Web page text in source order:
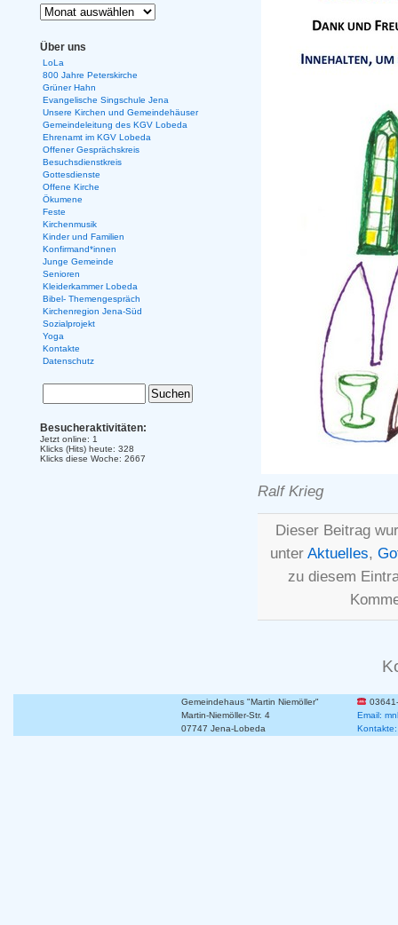
Ralf Krieg
Dieser Beitrag
unter Aktuelles,
zu diesem
Über uns
LoLa
800 Jahre Peterskirche
Grüner Hahn
Evangelische Singschule Jena
Unsere Kirchen und Gemeindehäuser
Gemeindeleitung des KGV Lobeda
Ehrenamt im KGV Lobeda
Offener Gesprächskreis
Besuchsdienstkreis
Gottesdienste
Offene Kirche
Ökumene
Feste
Kirchenmusik
Kinder und Familien
Konfirmand*innen
Junge Gemeinde
Senioren
Kleiderkammer Lobeda
Bibel- Themengespräch
Kirchenregion Jena-Süd
Sozialprojekt
Yoga
Kontakte
Datenschutz
Besucheraktivitäten:
Jetzt online: 1
Klicks (Hits) heute: 328
Klicks diese Woche: 2667
Gemeindehaus "Martin Niemöller"
Martin-Niemöller-Str. 4
Email:
07747 Jena-Lobeda